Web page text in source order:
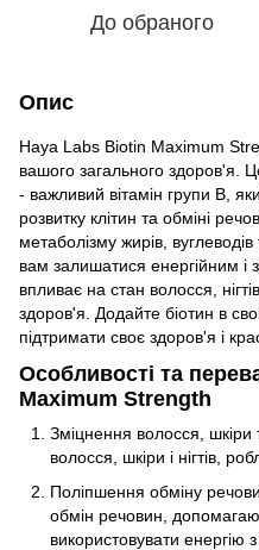
До обраного
Опис
Haya Labs Biotin Maximum
вашого загального здоров'я.
- важливий вітамін групи В,
розвитку клітин та обміні
метаболізму жирів,
вам залишатися енергійним і
впливає на стан волосся,
здоров'я. Додайте біотин в
підтримати своє здоров'я і
Особливості та
Maximum Strength
Зміцнення волосся, шкіри
волосся, шкіри і нігтів,
Поліпшення обміну
обмін речовин,
використовувати енергію з